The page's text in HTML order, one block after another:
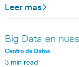
Leer mas
Big Data en
Centro de Datos
3 min read